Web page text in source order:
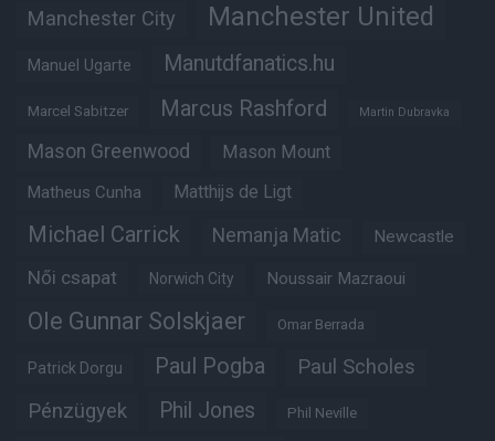
Manchester City Manchester United
Manuel Ugarte Manutdfanatics.hu
Marcel Sabitzer Marcus Rashford Martin Dubravka
Mason Greenwood Mason Mount
Matheus Cunha Matthijs de Ligt
Michael Carrick Nemanja Matic Newcastle
Női csapat Norwich City Noussair Mazraoui
Ole Gunnar Solskjaer Omar Berrada
Patrick Dorgu Paul Pogba Paul Scholes
Pénzügyek Phil Jones Phil Neville